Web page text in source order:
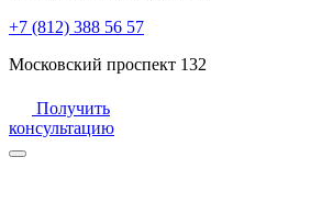
+7 (812) 388 56 57
Московский проспект 132
Получить
консультацию